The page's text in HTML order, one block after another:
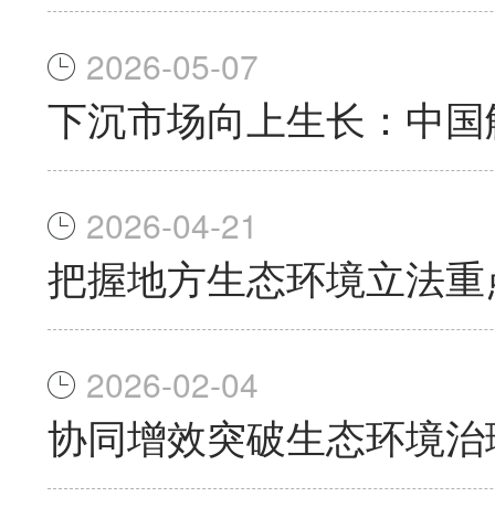
2026-05-07
下沉市场向上生长：中
2026-04-21
把握地方生态环境立法
2026-02-04
协同增效突破生态环境